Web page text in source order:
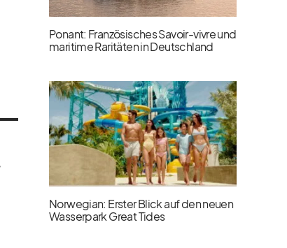
Ponant: Französisches Savoir-vivre und
maritime Raritäten in Deutschland
Norwegian: Erster Blick auf den neuen
Wasserpark Great Tides